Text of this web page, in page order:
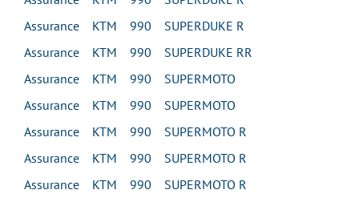
Assurance KTM 990 SUPERDUKE R
Assurance KTM 990 SUPERDUKE RR
Assurance KTM 990 SUPERMOTO
Assurance KTM 990 SUPERMOTO
Assurance KTM 990 SUPERMOTO R
Assurance KTM 990 SUPERMOTO R
Assurance KTM 990 SUPERMOTO R